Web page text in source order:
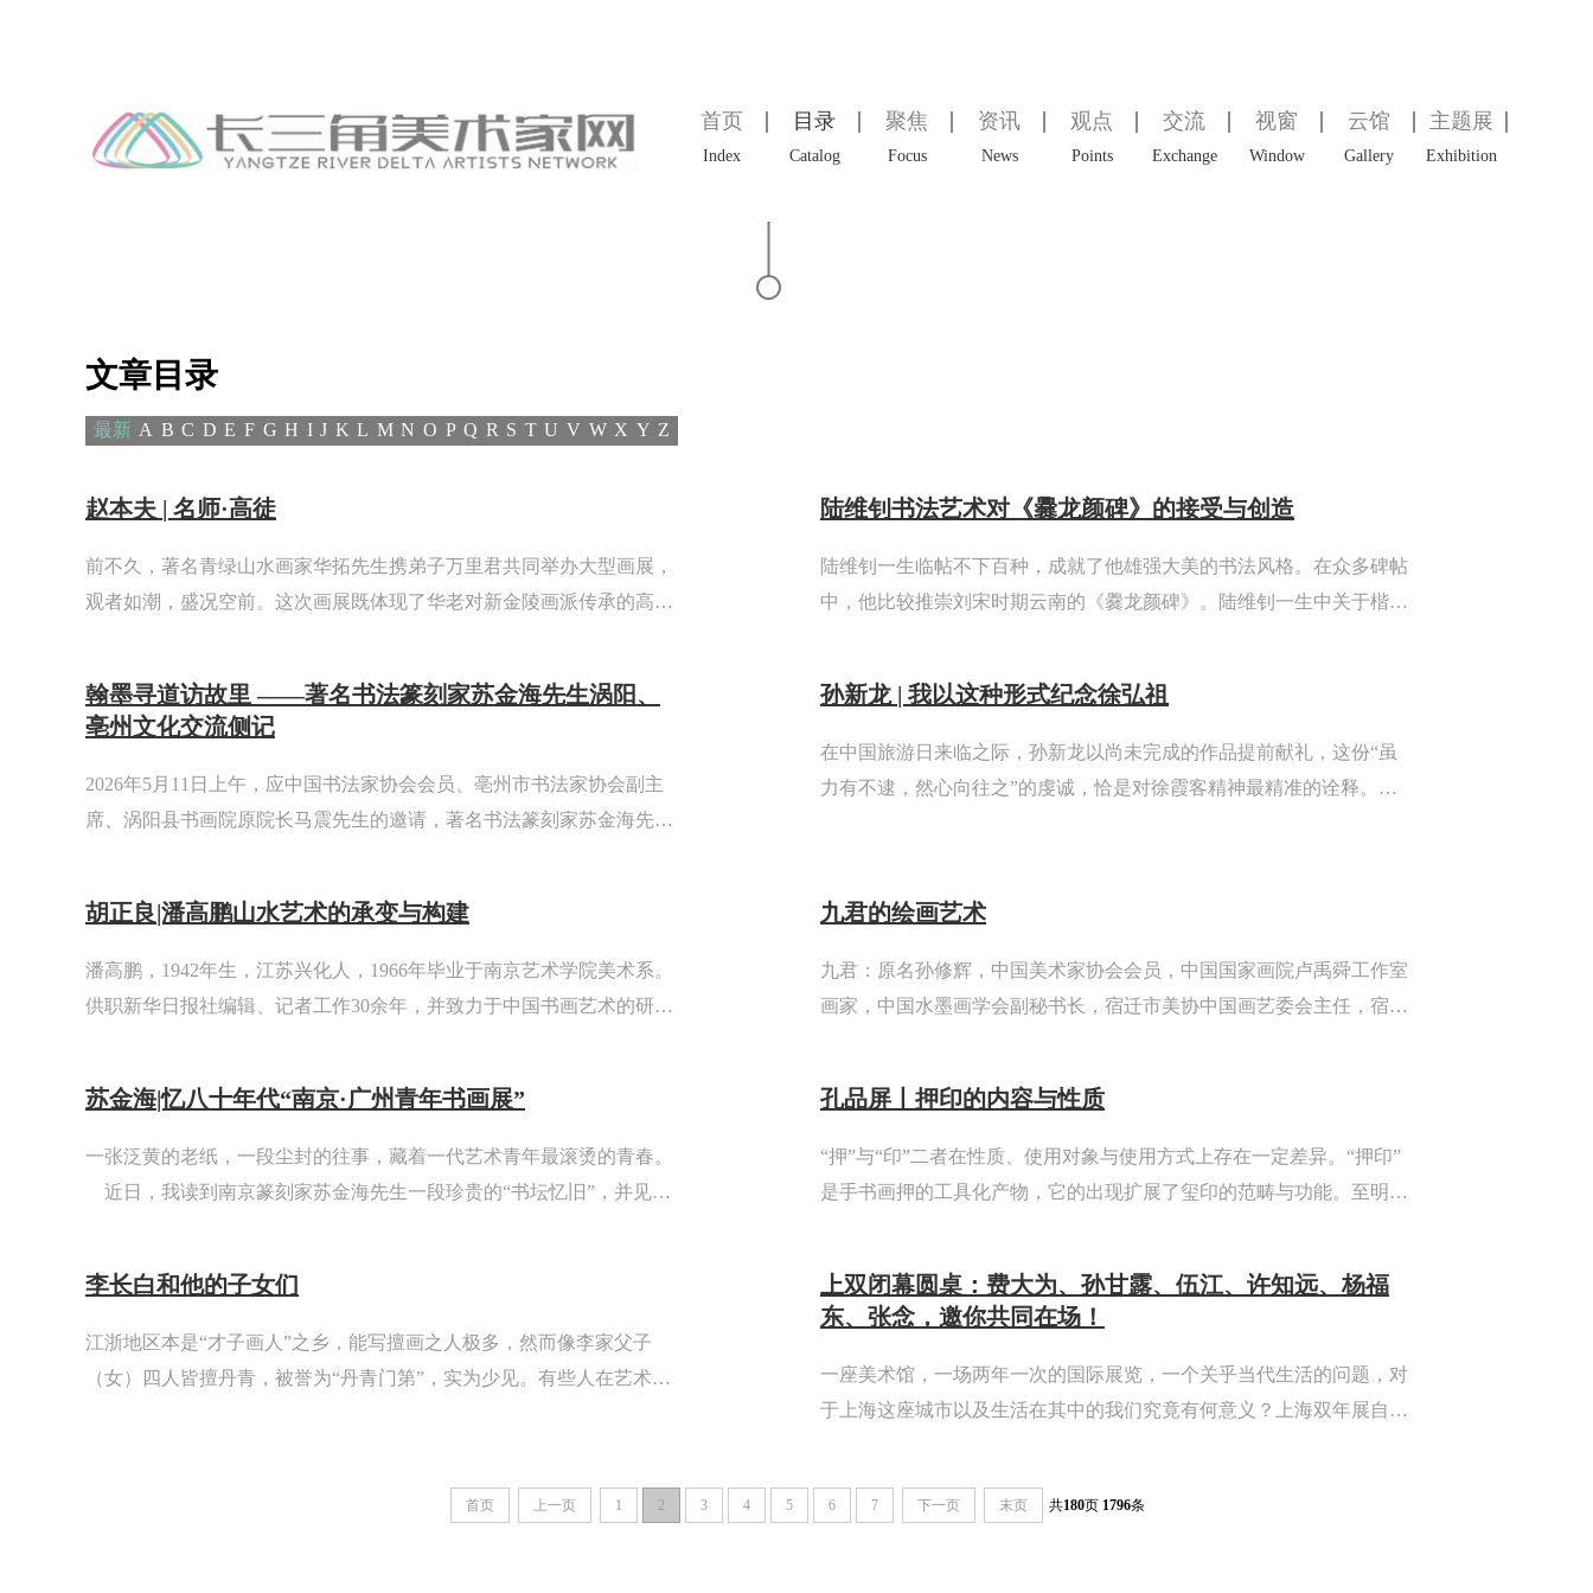
首页
Index
目录
Catalog
聚焦
Focus
资讯
News
观点
Points
交流
Exchange
视窗
Window
云馆
Gallery
主题展
Exhibition
文章目录
最新 A B C D E F G H I J K L M N O P Q R S T U V W X Y Z
赵本夫 | 名师·高徒
前不久，著名青绿山水画家华拓先生携弟子万里君共同举办大型画展，
观者如潮，盛况空前。这次画展既体现了华老对新金陵画派传承的高度
陆维钊书法艺术对《爨龙颜碑》的接受与创造
陆维钊一生临帖不下百种，成就了他雄强大美的书法风格。在众多碑帖
中，他比较推崇刘宋时期云南的《爨龙颜碑》。陆维钊一生中关于楷书
翰墨寻道访故里 ——著名书法篆刻家苏金海先生涡阳、
亳州文化交流侧记
2026年5月11日上午，应中国书法家协会会员、亳州市书法家协会副主
席、涡阳县书画院原院长马震先生的邀请，著名书法篆刻家苏金海先生
孙新龙 | 我以这种形式纪念徐弘祖
在中国旅游日来临之际，孙新龙以尚未完成的作品提前献礼，这份“虽
力有不逮，然心向往之”的虔诚，恰是对徐霞客精神最精准的诠释。当
胡正良|潘高鹏山水艺术的承变与构建
潘高鹏，1942年生，江苏兴化人，1966年毕业于南京艺术学院美术系。
供职新华日报社编辑、记者工作30余年，并致力于中国书画艺术的研究
九君的绘画艺术
九君：原名孙修辉，中国美术家协会会员，中国国家画院卢禹舜工作室
画家，中国水墨画学会副秘书长，宿迁市美协中国画艺委会主任，宿迁
苏金海|忆八十年代“南京·广州青年书画展”
一张泛黄的老纸，一段尘封的往事，藏着一代艺术青年最滚烫的青春。
近日，我读到南京篆刻家苏金海先生一段珍贵的“书坛忆旧”，并见到
孔品屏丨押印的内容与性质
“押”与“印”二者在性质、使用对象与使用方式上存在一定差异。“押印”
是手书画押的工具化产物，它的出现扩展了玺印的范畴与功能。至明代
李长白和他的子女们
江浙地区本是“才子画人”之乡，能写擅画之人极多，然而像李家父子
（女）四人皆擅丹青，被誉为“丹青门第”，实为少见。有些人在艺术创
上双闭幕圆桌：费大为、孙甘露、伍江、许知远、杨福
东、张念，邀你共同在场！
一座美术馆，一场两年一次的国际展览，一个关乎当代生活的问题，对
于上海这座城市以及生活在其中的我们究竟有何意义？上海双年展自
首页 上一页 1 2 3 4 5 6 7 下一页 末页 共180页 1796条